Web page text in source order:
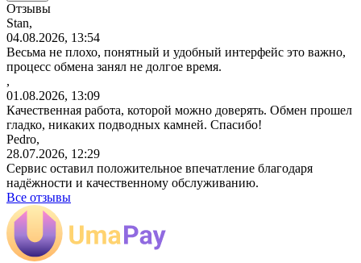
Отзывы
Stan,
04.08.2026, 13:54
Весьма не плохо, понятный и удобный интерфейс это важно,
процесс обмена занял не долгое время.
,
01.08.2026, 13:09
Качественная работа, которой можно доверять. Обмен прошел
гладко, никаких подводных камней. Спасибо!
Pedro,
28.07.2026, 12:29
Сервис оставил положительное впечатление благодаря
надёжности и качественному обслуживанию.
Все отзывы